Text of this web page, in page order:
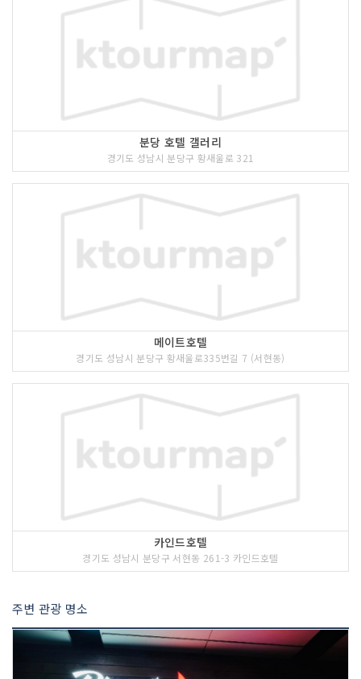
분당 호텔 갤러리
경기도 성남시 분당구 황새울로 321
메이트호텔
경기도 성남시 분당구 황새울로335번길 7 (서현동)
카인드호텔
경기도 성남시 분당구 서현동 261-3 카인드호텔
주변 관광 명소